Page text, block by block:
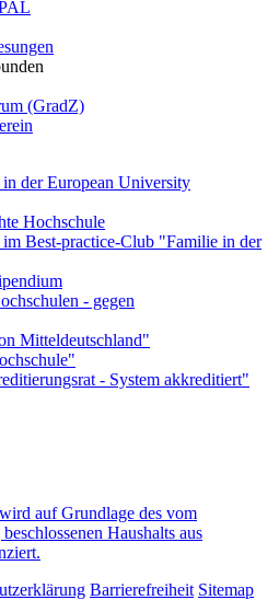
(GradZ)
auf Grundlage des vom
Haushalts aus
Barrierefreiheit Sitemap